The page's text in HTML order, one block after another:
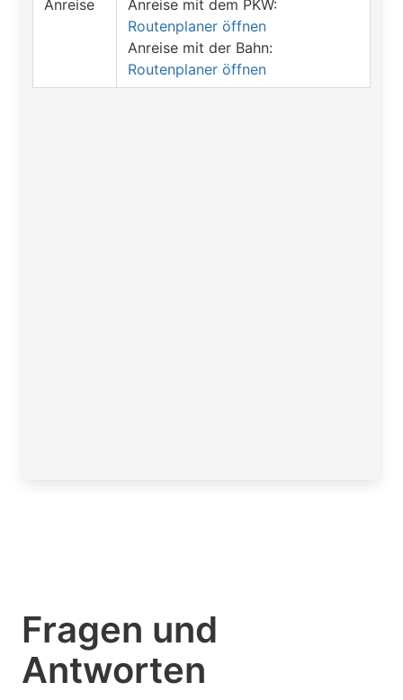
Anreise
Anreise mit dem PKW:
Routenplaner öffnen
Anreise mit der Bahn:
Routenplaner öffnen
Fragen und
Antworten